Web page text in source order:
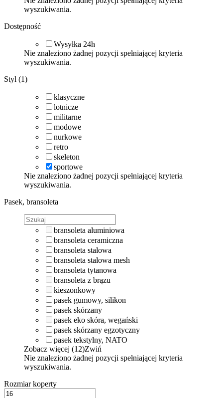
wyszukiwania.
Dostępność
Wysyłka 24h
Nie znaleziono żadnej pozycji spełniającej kryteria
wyszukiwania.
Styl (1)
klasyczne
lotnicze
militarne
modowe
nurkowe
retro
skeleton
sportowe
Nie znaleziono żadnej pozycji spełniającej kryteria
wyszukiwania.
Pasek, bransoleta
bransoleta aluminiowa
bransoleta ceramiczna
bransoleta stalowa
bransoleta stalowa mesh
bransoleta tytanowa
bransoleta z brązu
kieszonkowy
pasek gumowy, silikon
pasek skórzany
pasek eko skóra, wegański
pasek skórzany egzotyczny
pasek tekstylny, NATO
Zobacz więcej (12)Zwiń
Nie znaleziono żadnej pozycji spełniającej kryteria
wyszukiwania.
Rozmiar koperty